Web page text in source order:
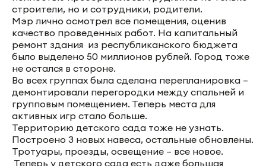
строители, но и сотрудники, родители.
Мэр лично осмотрел все помещения, оценив
качество проведенных работ. На капитальный
ремонт здания из республиканского бюджета
было выделено 50 миллионов рублей. Город тоже
не остался в стороне.
Во всех группах была сделана перепланировка –
демонтировали перегородки между спальней и
групповым помещением. Теперь места для
активных игр стало больше.
Территорию детского сада тоже не узнать.
Построено 3 новых навеса, остальные обновлены.
Тротуары, проезды, освещение – все новое.
Теперь у детского сада есть даже большая